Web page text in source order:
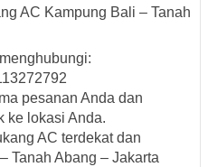
AC Kampung Bali – Tanah
pesanan Anda dan
ke lokasi Anda.
AC terdekat dan
Tanah Abang – Jakarta